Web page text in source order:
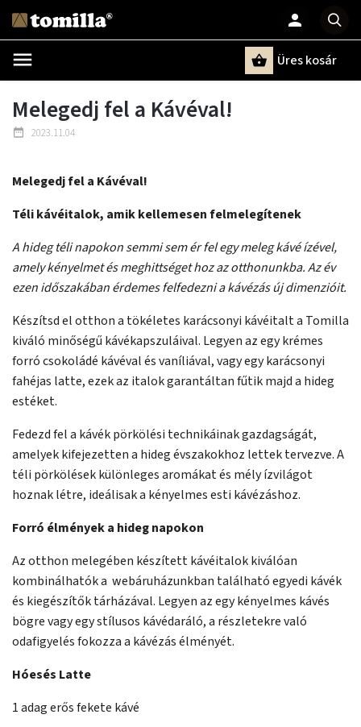
Üres kosár
Melegedj fel a Kávéval!
2023.11.04
Melegedj fel a Kávéval!
Téli kávéitalok, amik kellemesen felmelegítenek
A hideg téli napokon semmi sem ér fel egy meleg kávé ízével,
amely kényelmet és meghittséget hoz az otthonunkba. Az év
ezen időszakában érdemes felfedezni a kávézás új dimenzióit.
Készítsd el otthon a tökéletes karácsonyi kávéitalt a Tomilla
kiváló minőségű kávékapszuláival. Legyen az egy krémes
forró csokoládé kávéval és vaníliával, vagy egy karácsonyi
fahéjas latte, ezek az italok garantáltan fűtik majd a hideg
estéket.
Fedezd fel a kávék pörkölési technikáinak gazdagságát,
amelyek kifejezetten a hideg évszakokhoz lettek tervezve. A
téli pörkölések különleges aromákat és mély ízvilágot
hoznak létre, ideálisak a kényelmes esti kávézáshoz.
Forró élmények a hideg napokon
Az otthon melegében készített kávéitalok kiválóan
kombinálhatók a webáruházunkban található egyedi kávék
és kiegészítők tárházával. Legyen az egy kényelmes kávés
bögre vagy egy stílusos kávédaráló, a részletekre való
odafigyelés fokozza a kávézás élményét.
Hóesés Latte
1 adag erős fekete kávé